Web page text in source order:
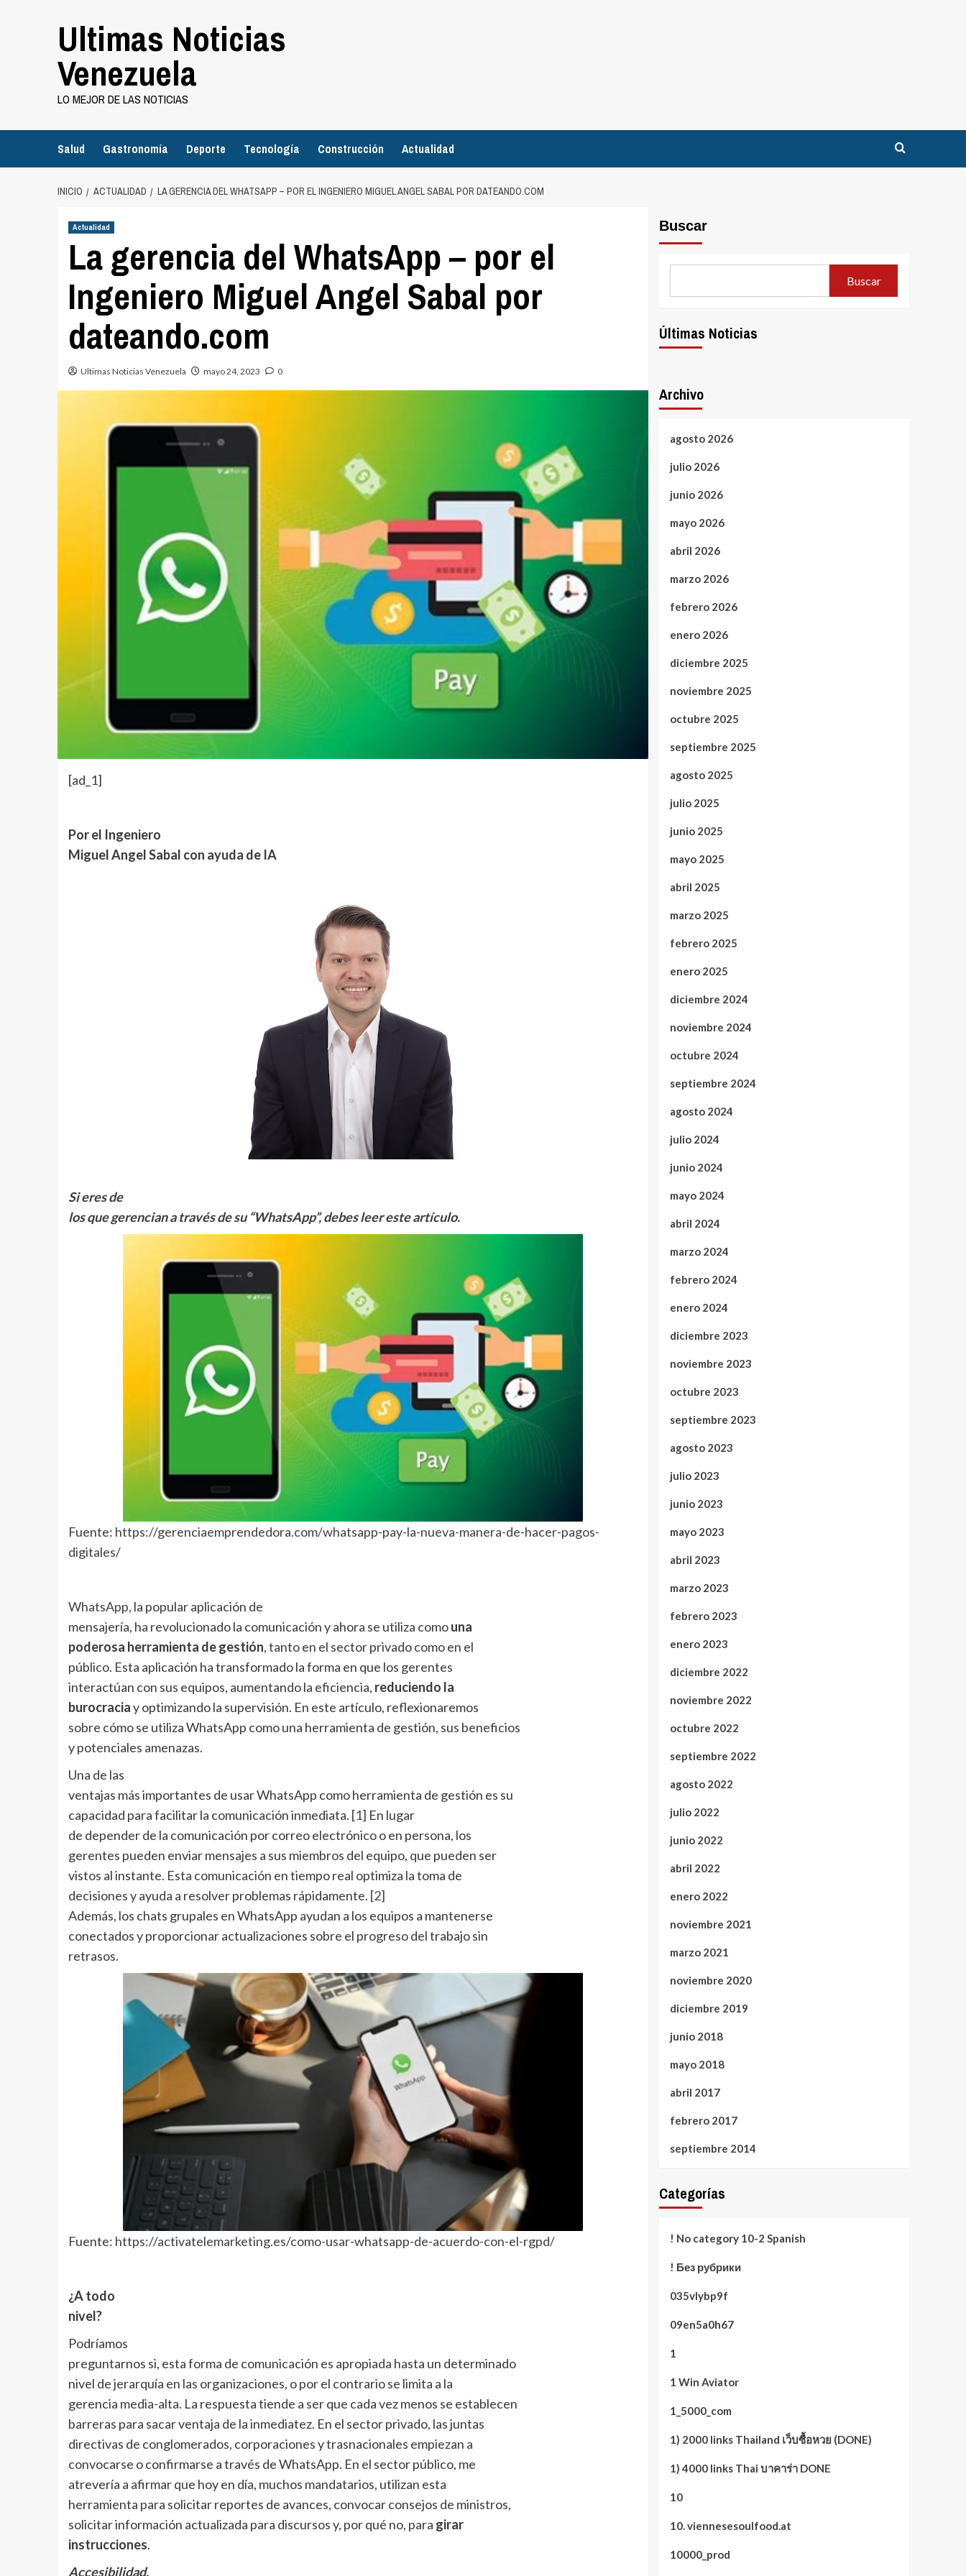
Ultimas Noticias
Venezuela
LO MEJOR DE LAS NOTICIAS
Salud Gastronomía Deporte Tecnología Construcción Actualidad
INICIO ACTUALIDAD LA GERENCIA DEL WHATSAPP – POR EL INGENIERO MIGUEL ANGEL SABAL POR DATEANDO.COM
Actualidad
La gerencia del WhatsApp – por el
Ingeniero Miguel Angel Sabal por
dateando.com
Ultimas Noticias Venezuela mayo 24, 2023 0
[ad_1]
Por el Ingeniero
Miguel Angel Sabal con ayuda de IA
Si eres de
los que gerencian a través de su “WhatsApp”, debes leer este artículo.
Fuente: https://gerenciaemprendedora.com/whatsapp-pay-la-nueva-manera-de-hacer-pagos-
digitales/
WhatsApp, la popular aplicación de
mensajería, ha revolucionado la comunicación y ahora se utiliza comouna
poderosa herramienta de gestión, tanto en el sector privado como en el
público. Esta aplicación ha transformado la forma en que los gerentes
interactúan con sus equipos, aumentando la eficiencia, reduciendo la
burocraciay optimizando la supervisión. En este artículo, reflexionaremos
sobre cómo se utiliza WhatsApp como una herramienta de gestión, sus beneficios
y potenciales amenazas.
Una de las
ventajas más importantes de usar WhatsApp como herramienta de gestión es su
capacidad para facilitar la comunicación inmediata. [1] En lugar
de depender de la comunicación por correo electrónico o en persona, los
gerentes pueden enviar mensajes a sus miembros del equipo, que pueden ser
vistos al instante. Esta comunicación en tiempo real optimiza la toma de
decisiones y ayuda a resolver problemas rápidamente. [2]
Además, los chats grupales en WhatsApp ayudan a los equipos a mantenerse
conectados y proporcionar actualizaciones sobre el progreso del trabajo sin
retrasos.
Fuente: https://activatelemarketing.es/como-usar-whatsapp-de-acuerdo-con-el-rgpd/
¿A todo
nivel?
Podríamos
preguntarnos si, esta forma de comunicación es apropiada hasta un determinado
nivel de jerarquía en las organizaciones, o por el contrario se limita a la
gerencia media-alta. La respuesta tiende a ser que cada vez menos se establecen
barreras para sacar ventaja de la inmediatez. En el sector privado, las juntas
directivas de conglomerados, corporaciones y trasnacionales empiezan a
convocarse o confirmarse a través de WhatsApp. En el sector público, me
atrevería a afirmar que hoy en día, muchos mandatarios, utilizan esta
herramienta para solicitar reportes de avances, convocar consejos de ministros,
solicitar información actualizada para discursos y, por qué no, para girar
instrucciones.
Accesibilidad,
Buscar
Buscar
Últimas Noticias
Archivo
agosto 2026
julio 2026
junio 2026
mayo 2026
abril 2026
marzo 2026
febrero 2026
enero 2026
diciembre 2025
noviembre 2025
octubre 2025
septiembre 2025
agosto 2025
julio 2025
junio 2025
mayo 2025
abril 2025
marzo 2025
febrero 2025
enero 2025
diciembre 2024
noviembre 2024
octubre 2024
septiembre 2024
agosto 2024
julio 2024
junio 2024
mayo 2024
abril 2024
marzo 2024
febrero 2024
enero 2024
diciembre 2023
noviembre 2023
octubre 2023
septiembre 2023
agosto 2023
julio 2023
junio 2023
mayo 2023
abril 2023
marzo 2023
febrero 2023
enero 2023
diciembre 2022
noviembre 2022
octubre 2022
septiembre 2022
agosto 2022
julio 2022
junio 2022
abril 2022
enero 2022
noviembre 2021
marzo 2021
noviembre 2020
diciembre 2019
junio 2018
mayo 2018
abril 2017
febrero 2017
septiembre 2014
Categorías
! No category 10-2 Spanish
! Без рубрики
035vlybp9f
09en5a0h67
1
1 Win Aviator
1_5000_com
1) 2000 links Thailand เว็บซื้อหวย (DONE)
1) 4000 links Thai บาคาร่า DONE
10
10. viennesesoulfood.at
10000_prod